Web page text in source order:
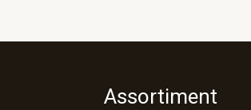
Assortiment